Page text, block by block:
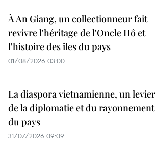
À An Giang, un collectionneur fait
revivre l'héritage de l'Oncle Hô et
l'histoire des îles du pays
01/08/2026 03:00
La diaspora vietnamienne, un levier
de la diplomatie et du rayonnement
du pays
31/07/2026 09:09